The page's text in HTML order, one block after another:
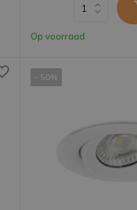
Op voorraad
- 50%